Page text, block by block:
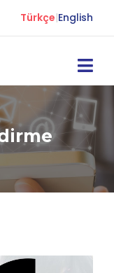
Türkçe|English